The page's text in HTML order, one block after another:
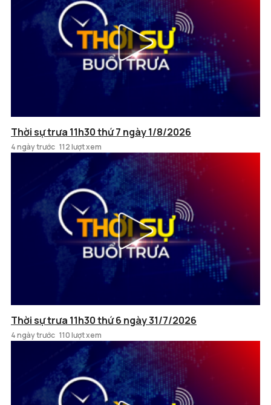
Thời sự trưa 11h30 thứ 7 ngày 1/8/2026
4 ngày trước 112 lượt xem
Thời sự trưa 11h30 thứ 6 ngày 31/7/2026
4 ngày trước 110 lượt xem